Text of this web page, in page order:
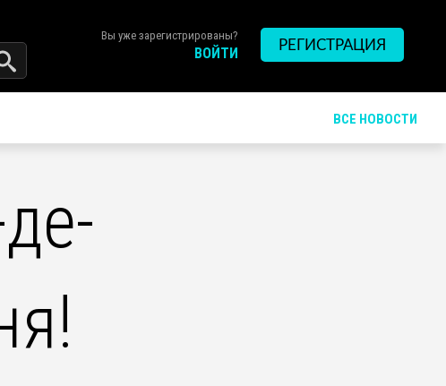
Вы уже зарегистрированы?
ВОЙТИ РЕГИСТРАЦИЯ
ВСЕ НОВОСТИ